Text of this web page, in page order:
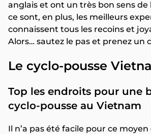
anglais et ont un très bon sens de
ce sont, en plus, les meilleurs
connaissent tous les recoins et
Alors… sautez le pas et prenez un
Le cyclo-pousse
Top les endroits pour une
cyclo-pousse au Vietnam
Il n’a pas été facile pour ce